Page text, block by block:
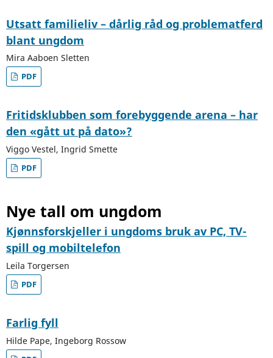
Utsatt familieliv – dårlig råd og problematferd
blant ungdom
Mira Aaboen Sletten
PDF
Fritidsklubben som forebyggende arena – har
den «gått ut på dato»?
Viggo Vestel, Ingrid Smette
PDF
Nye tall om ungdom
Kjønnsforskjeller i ungdoms bruk av PC, TV-
spill og mobiltelefon
Leila Torgersen
PDF
Farlig fyll
Hilde Pape, Ingeborg Rossow